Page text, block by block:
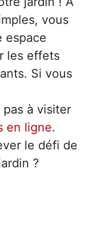
vous
espace
les effets
Si vous
pas à visiter
en ligne.
le défi de
?